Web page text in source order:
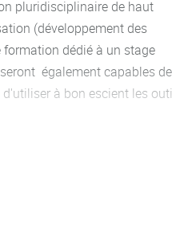
soit entre 616 et 924
entrainement à la
étudiants de passer la
Les modalités
d’enseignement est
pluridisciplinaire de haut
(développement des
dédié à un stage
également capables de
à bon escient les
concerne un bâtiment ou
et de leur gouvernance. Les